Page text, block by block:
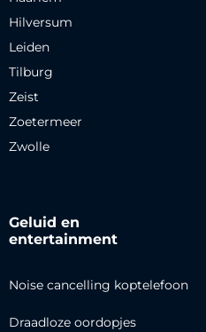
Hilversum
Leiden
Tilburg
Zeist
Zoetermeer
Zwolle
Geluid en
entertainment
Noise cancelling koptelefoon
Draadloze oordopjes